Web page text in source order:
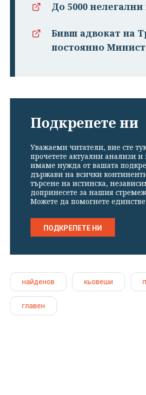
До 5000
Бивш адвокат на
постоянно
Подкрепете ни
Уважаеми читатели, вие сте
прочетете актуални анализи
имаме нужда от вашата
държави на всички
търсене на истинска,
допринесете за нашия
Можете да помогнете
ПОДКРЕПЕТЕ НИ
найденов кьовеши
главен